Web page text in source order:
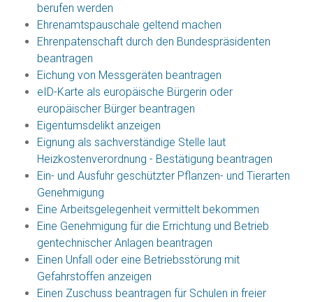
berufen werden
Ehrenamtspauschale geltend machen
Ehrenpatenschaft durch den Bundespräsidenten
beantragen
Eichung von Messgeräten beantragen
eID-Karte als europäische Bürgerin oder
europäischer Bürger beantragen
Eigentumsdelikt anzeigen
Eignung als sachverständige Stelle laut
Heizkostenverordnung - Bestätigung beantragen
Ein- und Ausfuhr geschützter Pflanzen- und Tierarten
Genehmigung
Eine Arbeitsgelegenheit vermittelt bekommen
Eine Genehmigung für die Errichtung und Betrieb
gentechnischer Anlagen beantragen
Einen Unfall oder eine Betriebsstörung mit
Gefahrstoffen anzeigen
Einen Zuschuss beantragen für Schulen in freier